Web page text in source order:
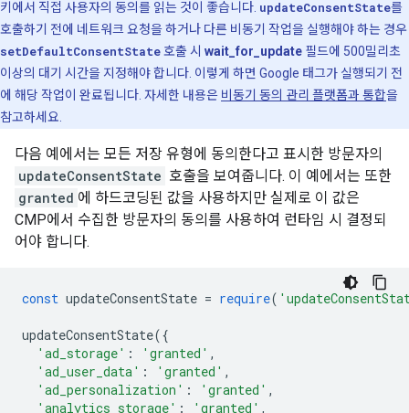
키에서 직접 사용자의 동의를 읽는 것이 좋습니다. updateConsentState를
호출하기 전에 네트워크 요청을 하거나 다른 비동기 작업을 실행해야 하는 경우
setDefaultConsentState호출 시 wait_for_update 필드에 500밀리초
이상의 대기 시간을 지정해야 합니다. 이렇게 하면 Google 태그가 실행되기 전
에 해당 작업이 완료됩니다. 자세한 내용은 비동기 동의 관리 플랫폼과 통합을
참고하세요.
다음 예에서는 모든 저장 유형에 동의한다고 표시한 방문자의
updateConsentState 호출을 보여줍니다. 이 예에서는 또한
granted 에 하드코딩된 값을 사용하지만 실제로 이 값은
CMP에서 수집한 방문자의 동의를 사용하여 런타임 시 결정되
어야 합니다.
const updateConsentState = require(
updateConsentState({
'ad_storage' : 'granted' ,
'ad_user_data' : 'granted' ,
'ad_personalization' : 'granted' ,
'analytics_storage' : 'granted' ,